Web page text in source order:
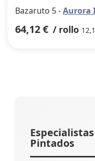
Bazaruto 5 -Aurora
64,12 € / rollo
Pintados